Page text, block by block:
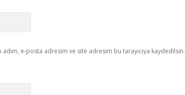
e-posta adresim ve site adresim bu tarayıcıya kaydedilsin.